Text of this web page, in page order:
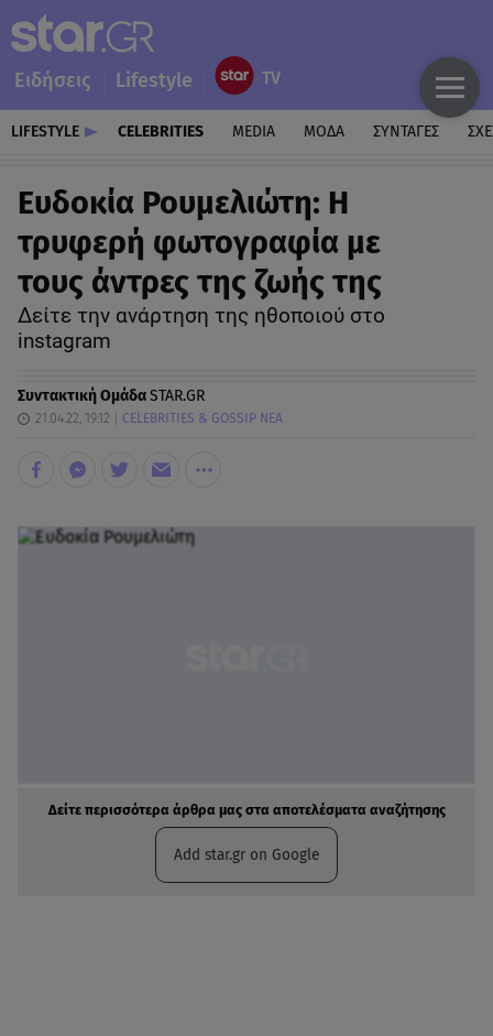
Ειδήσεις Lifestyle
LIFESTYLE CELEBRITIES MEDIA ΜΟΔΑ ΣΥΝΤΑΓΕΣ
Ευδοκία Ρουμελιώτη: Η
τρυφερή φωτογραφία με
τους άντρες της ζωής της
Δείτε την ανάρτηση της ηθοποιού στο
instagram
Συντακτική ΟμάδαSTAR.GR
21.04.22, 19:12 CELEBRITIES & GOSSIP ΝΕΑ
Δείτε περισσότερα άρθρα μας στα αποτελέσματα αναζήτησης
Add star.gr on Google